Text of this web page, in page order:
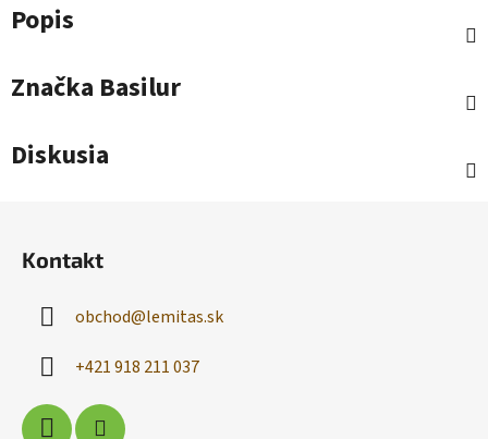
Popis
Značka Basilur
Diskusia
Kontakt
obchod@lemitas.sk
+421 918 211 037